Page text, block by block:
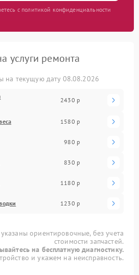
с политикой конфиденциальности
услуги ремонта
на текущую дату 08.08.2026
2430 р
1580 р
980 р
830 р
1180 р
1230 р
ориентировочные, без учета
стоимости запчастей.
на бесплатную диагностику.
и укажем на неисправность.